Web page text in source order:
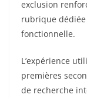
exclusion
rubrique dédiée
fonctionnelle.
L’expérience
premières
de recherche